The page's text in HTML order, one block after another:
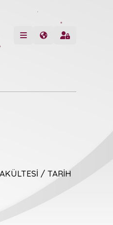
/ TARİH